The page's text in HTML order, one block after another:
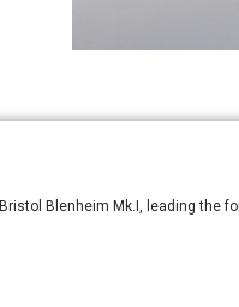
Bristol Blenheim Mk.I, leading the